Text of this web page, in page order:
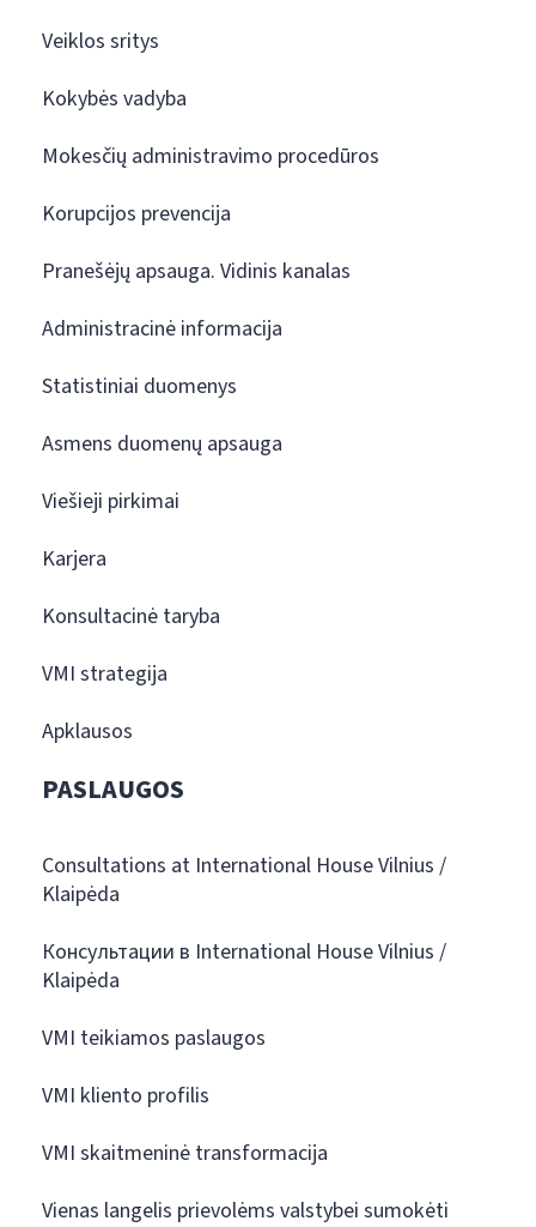
Veiklos sritys
Kokybės vadyba
Mokesčių administravimo procedūros
Korupcijos prevencija
Pranešėjų apsauga. Vidinis kanalas
Administracinė informacija
Statistiniai duomenys
Asmens duomenų apsauga
Viešieji pirkimai
Karjera
Konsultacinė taryba
VMI strategija
Apklausos
PASLAUGOS
Consultations at International House Vilnius /
Klaipėda
Консультации в International House Vilnius /
Klaipėda
VMI teikiamos paslaugos
VMI kliento profilis
VMI skaitmeninė transformacija
Vienas langelis prievolėms valstybei sumokėti